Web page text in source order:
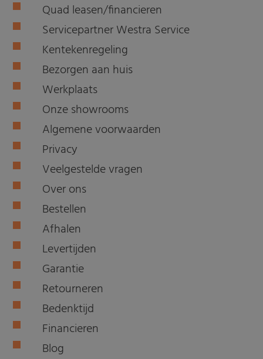
Quad leasen/financieren
Servicepartner Westra Service
Kentekenregeling
Bezorgen aan huis
Werkplaats
Onze showrooms
Algemene voorwaarden
Privacy
Veelgestelde vragen
Over ons
Bestellen
Afhalen
Levertijden
Garantie
Retourneren
Bedenktijd
Financieren
Blog